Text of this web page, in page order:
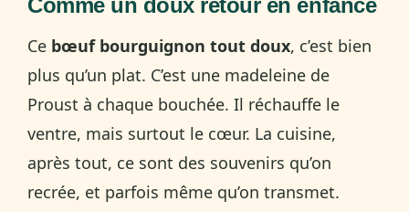
Ce bœuf bourguignon tout doux, c’est bien
plus qu’un plat. C’est une madeleine de
Proust à chaque bouchée. Il réchauffe le
ventre, mais surtout le cœur. La cuisine,
après tout, ce sont des souvenirs qu’on
recrée, et parfois même qu’on transmet.